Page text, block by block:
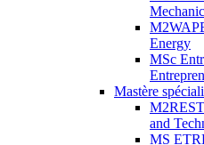
Energy
MSc
Mastère
and
MS